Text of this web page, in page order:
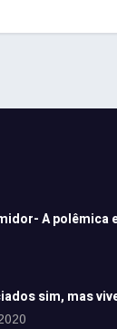
A polêmica
sim, mas